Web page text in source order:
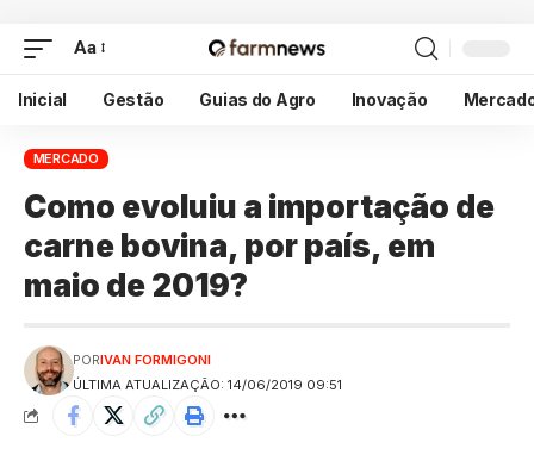
Aa
Inicial Gestão Guias do Agro Inovação
MERCADO
Como evoluiu a importação de
carne bovina, por país, em
maio de 2019?
ÚLTIMA ATUALIZAÇÃO: 14/06/2019 09:51
PORIVAN FORMIGONI